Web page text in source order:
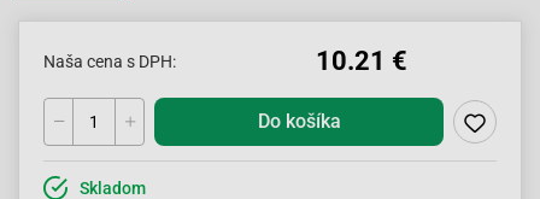
Naša cena s DPH: 10.21 €
Do košíka
Skladom